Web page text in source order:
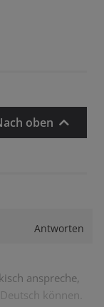
oben
Antworten
anspreche,
können.